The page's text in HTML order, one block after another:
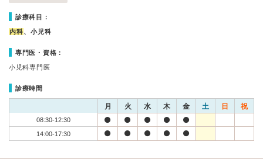
診療科目：
内科、小児科
専門医・資格：
小児科専門医
診療時間
月 火 水 木 金 土 日 祝
08:30-12:30
14:00-17:30